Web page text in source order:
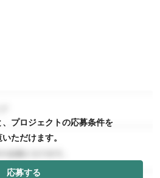
プロジェクトの応募条件を
いただけます。
応募する